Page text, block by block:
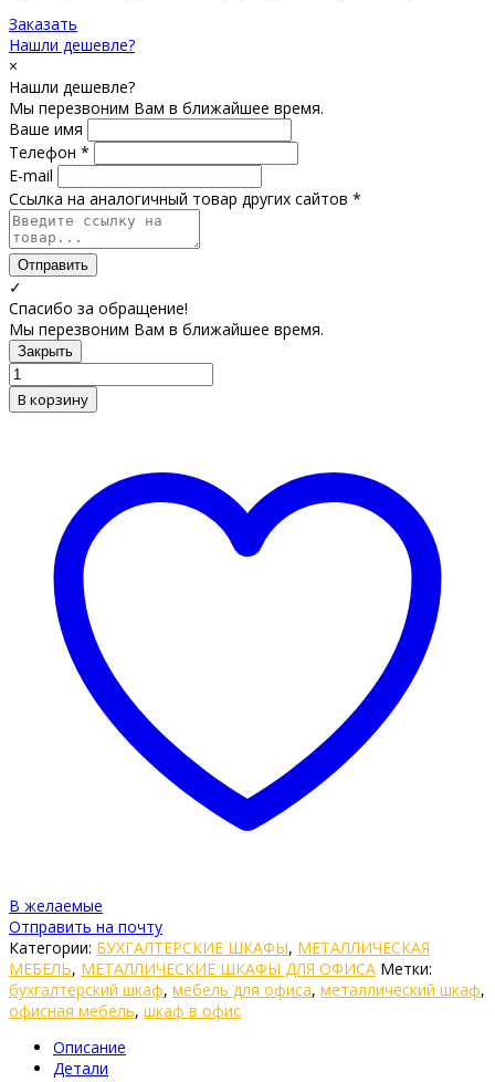
Заказать
Нашли дешевле?
×
Нашли дешевле?
Мы перезвоним Вам в ближайшее время.
Ваше имя
Телефон *
E-mail
Ссылка на аналогичный товар других сайтов *
Отправить
✓
Спасибо за обращение!
Мы перезвоним Вам в ближайшее время.
Закрыть
В корзину
В желаемые
Отправить на почту
Категории: БУХГАЛТЕРСКИЕ ШКАФЫ, МЕТАЛЛИЧЕСКАЯ
МЕБЕЛЬ, МЕТАЛЛИЧЕСКИЕ ШКАФЫ ДЛЯ ОФИСА Метки:
бухгалтерский шкаф, мебель для офиса, металлический шкаф,
офисная мебель, шкаф в офис
Описание
Детали